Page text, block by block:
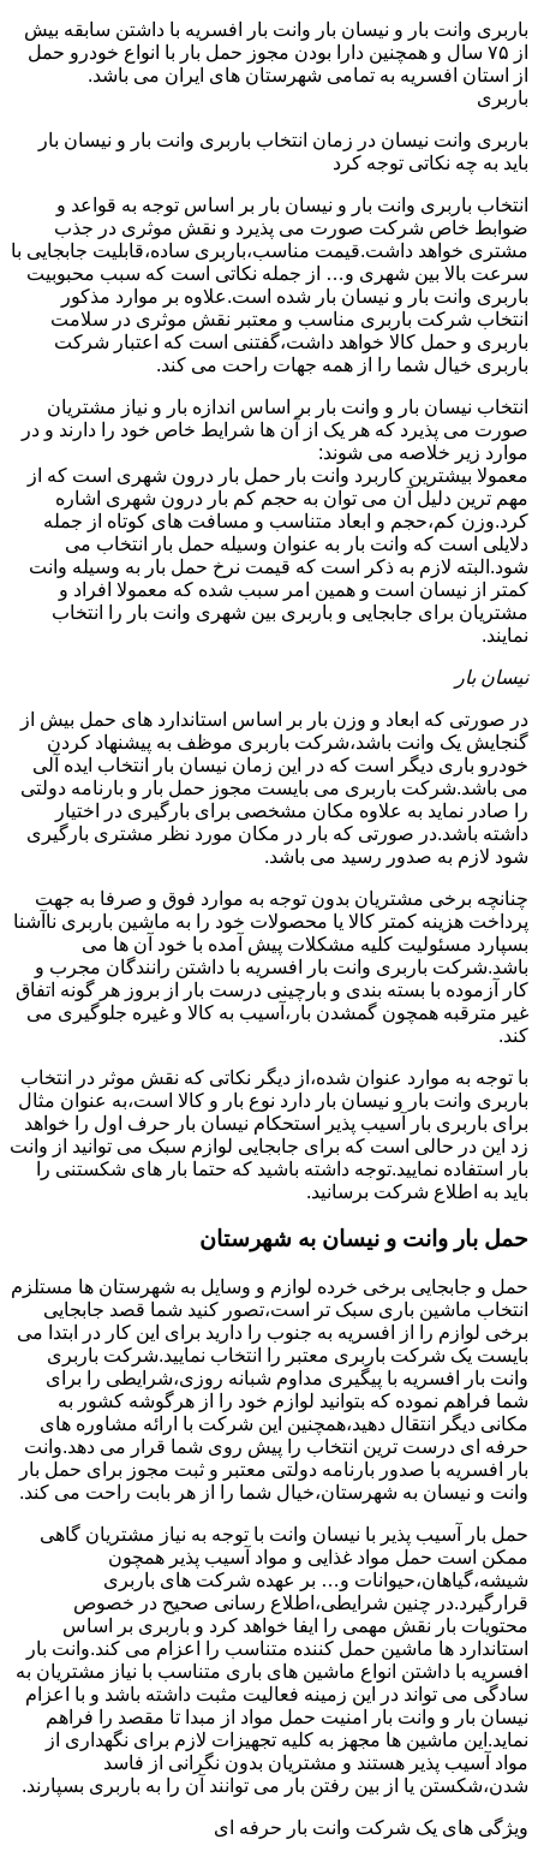
باربری وانت بار و نیسان بار وانت بار افسریه با داشتن سابقه بیش
از ۷۵ سال و همچنین دارا بودن مجوز حمل بار با انواع خودرو حمل
از استان افسریه به تمامی شهرستان های ایران می باشد.
باربری
باربری وانت نیسان در زمان انتخاب باربری وانت بار و نیسان بار
باید به چه نکاتی توجه کرد
انتخاب باربری وانت بار و نیسان بار بر اساس توجه به قواعد و
ضوابط خاص شرکت صورت می پذیرد و نقش موثری در جذب
مشتری خواهد داشت.قیمت مناسب،باربری ساده،قابلیت جابجایی با
سرعت بالا بین شهری و… از جمله نکاتی است که سبب محبوبیت
باربری وانت بار و نیسان بار شده است.علاوه بر موارد مذکور
انتخاب شرکت باربری مناسب و معتبر نقش موثری در سلامت
باربری و حمل کالا خواهد داشت،گفتنی است که اعتبار شرکت
باربری خیال شما را از همه جهات راحت می کند.
انتخاب نیسان بار و وانت بار بر اساس اندازه بار و نیاز مشتریان
صورت می پذیرد که هر یک از آن ها شرایط خاص خود را دارند و در
موارد زیر خلاصه می شوند:
معمولا بیشترین کاربرد وانت بار حمل بار درون شهری است که از
مهم ترین دلیل آن می توان به حجم کم بار درون شهری اشاره
کرد.وزن کم،حجم و ابعاد متناسب و مسافت های کوتاه از جمله
دلایلی است که وانت بار به عنوان وسیله حمل بار انتخاب می
شود.البته لازم به ذکر است که قیمت نرخ حمل بار به وسیله وانت
کمتر از نیسان است و همین امر سبب شده که معمولا افراد و
مشتریان برای جابجایی و باربری بین شهری وانت بار را انتخاب
نمایند.
نیسان بار
در صورتی که ابعاد و وزن بار بر اساس استاندارد های حمل بیش از
گنجایش یک وانت باشد،شرکت باربری موظف به پیشنهاد کردن
خودرو باری دیگر است که در این زمان نیسان بار انتخاب ایده آلی
می باشد.شرکت باربری می بایست مجوز حمل بار و بارنامه دولتی
را صادر نماید به علاوه مکان مشخصی برای بارگیری در اختیار
داشته باشد.در صورتی که بار در مکان مورد نظر مشتری بارگیری
شود لازم به صدور رسید می باشد.
چنانچه برخی مشتریان بدون توجه به موارد فوق و صرفا به جهت
پرداخت هزینه کمتر کالا یا محصولات خود را به ماشین باربری ناآشنا
بسپارد مسئولیت کلیه مشکلات پیش آمده با خود آن ها می
باشد.شرکت باربری وانت بار افسریه با داشتن رانندگان مجرب و
کار آزموده با بسته بندی و بارچینی درست بار از بروز هر گونه اتفاق
غیر مترقبه همچون گمشدن بار،آسیب به کالا و غیره جلوگیری می
کند.
با توجه به موارد عنوان شده،از دیگر نکاتی که نقش موثر در انتخاب
باربری وانت بار و نیسان بار دارد نوع بار و کالا است،به عنوان مثال
برای باربری بار آسیب پذیر استحکام نیسان بار حرف اول را خواهد
زد این در حالی است که برای جابجایی لوازم سبک می توانید از وانت
بار استفاده نمایید.توجه داشته باشید که حتما بار های شکستنی را
باید به اطلاع شرکت برسانید.
حمل بار وانت و نیسان به شهرستان
حمل و جابجایی برخی خرده لوازم و وسایل به شهرستان ها مستلزم
انتخاب ماشین باری سبک تر است،تصور کنید شما قصد جابجایی
برخی لوازم را از افسریه به جنوب را دارید برای این کار در ابتدا می
بایست یک شرکت باربری معتبر را انتخاب نمایید.شرکت باربری
وانت بار افسریه با پیگیری مداوم شبانه روزی،شرایطی را برای
شما فراهم نموده که بتوانید لوازم خود را از هرگوشه کشور به
مکانی دیگر انتقال دهید،همچنین این شرکت با ارائه مشاوره های
حرفه ای درست ترین انتخاب را پیش روی شما قرار می دهد.وانت
بار افسریه با صدور بارنامه دولتی معتبر و ثبت مجوز برای حمل بار
وانت و نیسان به شهرستان،خیال شما را از هر بابت راحت می کند.
حمل بار آسیب پذیر با نیسان وانت با توجه به نیاز مشتریان گاهی
ممکن است حمل مواد غذایی و مواد آسیب پذیر همچون
شیشه،گیاهان،حیوانات و… بر عهده شرکت های باربری
قرارگیرد.در چنین شرایطی،اطلاع رسانی صحیح در خصوص
محتویات بار نقش مهمی را ایفا خواهد کرد و باربری بر اساس
استاندارد ها ماشین حمل کننده متناسب را اعزام می کند.وانت بار
افسریه با داشتن انواع ماشین های باری متناسب با نیاز مشتریان به
سادگی می تواند در این زمینه فعالیت مثبت داشته باشد و با اعزام
نیسان بار و وانت بار امنیت حمل مواد از مبدا تا مقصد را فراهم
نماید.این ماشین ها مجهز به کلیه تجهیزات لازم برای نگهداری از
مواد آسیب پذیر هستند و مشتریان بدون نگرانی از فاسد
شدن،شکستن یا از بین رفتن بار می توانند آن را به باربری بسپارند.
ویژگی های یک شرکت وانت بار حرفه ای